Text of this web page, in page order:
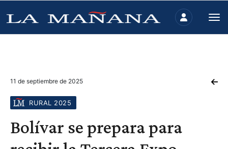
11 de septiembre de 2025
RURAL 2025
Bolívar se prepara para